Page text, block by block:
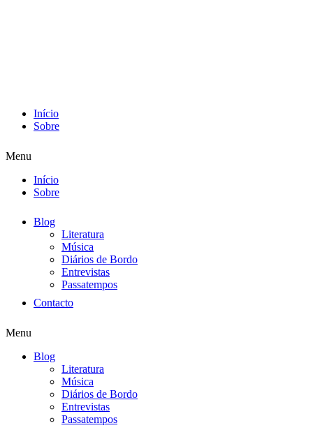
Início
Sobre
Menu
Início
Sobre
Blog
Literatura
Música
Diários de Bordo
Entrevistas
Passatempos
Contacto
Menu
Blog
Literatura
Música
Diários de Bordo
Entrevistas
Passatempos